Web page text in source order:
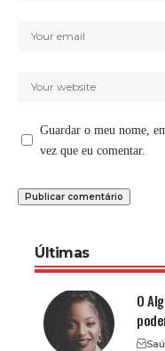
Guardar o meu nome,
vez que eu comentar.
Últimas
O